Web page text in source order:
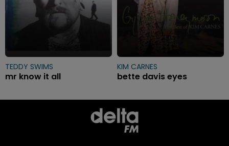
TEDDY SWIMS
mr know it all
KIM CARNES
bette davis eyes